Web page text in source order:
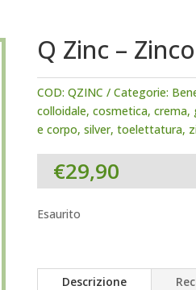
Q Zinc –
COD: QZINC Categorie:
colloidale, cosmetica, crema,
e corpo, silver, toelettatura,
€29,90
Esaurito
Descrizione